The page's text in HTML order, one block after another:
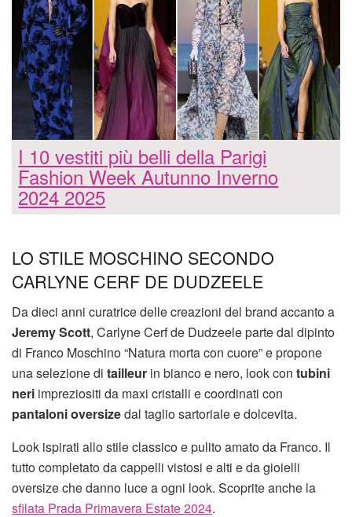
I 10 vestiti più belli della Parigi
Fashion Week Autunno Inverno
2024 2025
LO STILE MOSCHINO SECONDO
CARLYNE CERF DE DUDZEELE
Da dieci anni curatrice delle creazioni del brand accanto a
Jeremy Scott, Carlyne Cerf de Dudzeele parte dal dipinto
di Franco Moschino “Natura morta con cuore” e propone
una selezione di tailleur in bianco e nero, look con tubini
neri impreziositi da maxi cristalli e coordinati con
pantaloni oversizedal taglio sartoriale e dolcevita.
Look ispirati allo stile classico e pulito amato da Franco. Il
tutto completato da cappelli vistosi e alti e da gioielli
oversize che danno luce a ogni look. Scoprite anche la
sfilata Prada Primavera Estate 2024.